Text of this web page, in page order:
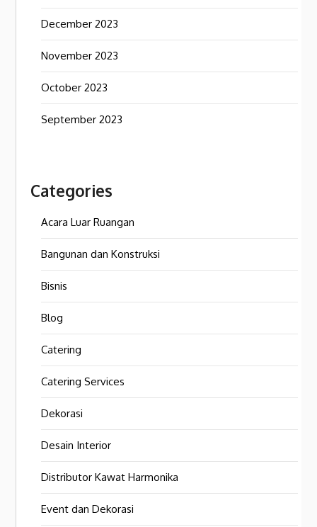
December 2023
November 2023
October 2023
September 2023
Categories
Acara Luar Ruangan
Bangunan dan Konstruksi
Bisnis
Blog
Catering
Catering Services
Dekorasi
Desain Interior
Distributor Kawat Harmonika
Event dan Dekorasi